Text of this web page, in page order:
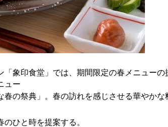
象印食堂」では、期間限定の春メニュー
ュー
の祭典」。春の訪れを感じさせる華やか
ひと時を提案する。